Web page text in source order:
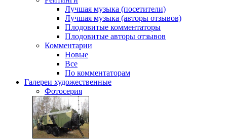
Лучшая музыка (посетители)
Лучшая музыка (авторы отзывов)
Плодовитые комментаторы
Плодовитые авторы отзывов
Комментарии
Новые
Все
По комментаторам
Галереи художественные
Фотосерия